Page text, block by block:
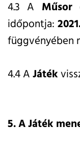
4.3 A Műsor
időpontja:
függvényében
4.4 AJáték
5. A Játék